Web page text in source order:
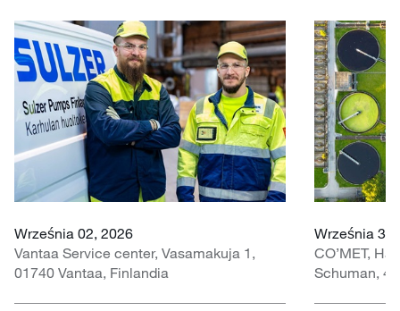
Września 02, 2026
Vantaa Service center, Vasamakuja 1,
01740 Vantaa, Finlandia
Września 30
CO’MET,
Schuman,